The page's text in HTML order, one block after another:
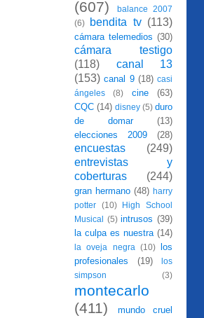
(607)
balance 2007
(6)
bendita tv (113)
cámara telemedios (30)
cámara testigo
(118)
canal 13
(153) canal 9 (18) casi
ángeles
(8) cine
(63)
CQC (14) disney (5) duro
de domar
(13)
elecciones 2009
(28)
encuestas
(249)
entrevistas y
coberturas
(244)
gran hermano (48) harry
potter
(10)
High School
Musical
(5) intrusos (39)
la culpa es nuestra (14)
la oveja negra (10)
los
profesionales
(19)
los
simpson
(3)
montecarlo
(411)
mundo cruel